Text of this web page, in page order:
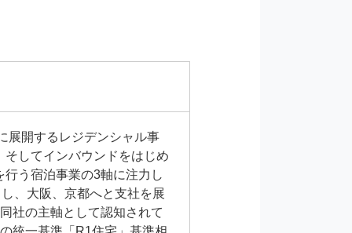
展開するレジデンシャル事
してインバウンドをはじめ
う宿泊事業の3軸に注力し
、大阪、京都へと支社を展
社の主軸として認知されて